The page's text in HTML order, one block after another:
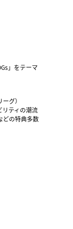
」をテーマ
グ）
ティの潮流
どの特典多数